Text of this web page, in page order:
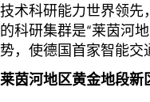
技术科研能力世界领先
的科研集群是“莱茵河
势，使德国首家智能交
莱茵河地区黄金地段新